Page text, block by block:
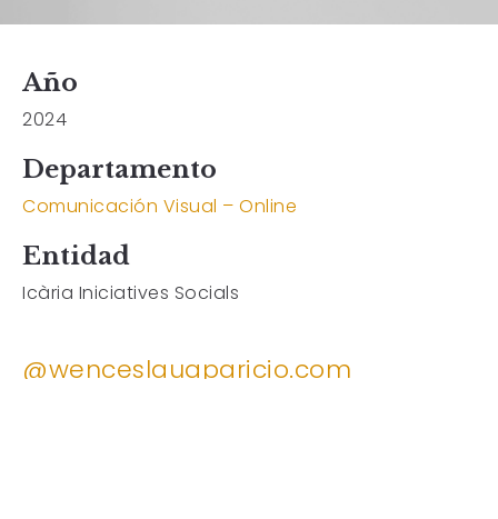
Año
2024
Departamento
Comunicación Visual – Online
Entidad
Icària Iniciatives Socials
@wenceslauaparicio.com
Copyright